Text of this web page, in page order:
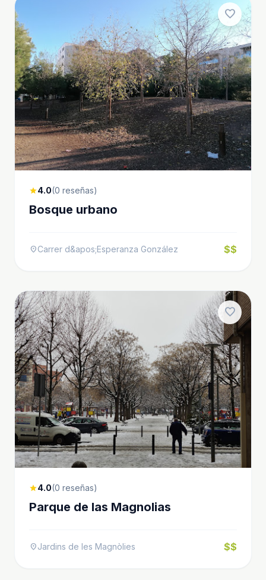
favorite
star4.0(0 reseñas)
Bosque urbano
location_onCarrer d&apos;Esperanza González $$
favorite
star4.0(0 reseñas)
Parque de las Magnolias
location_onJardins de les Magnòlies $$